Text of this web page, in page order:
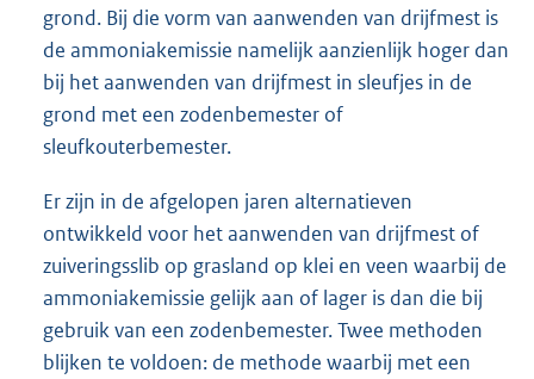
grond. Bij die vorm van aanwenden van drijfmest is
de ammoniakemissie namelijk aanzienlijk hoger dan
bij het aanwenden van drijfmest in sleufjes in de
grond met een zodenbemester of
sleufkouterbemester.
Er zijn in de afgelopen jaren alternatieven
ontwikkeld voor het aanwenden van drijfmest of
zuiveringsslib op grasland op klei en veen waarbij de
ammoniakemissie gelijk aan of lager is dan die bij
gebruik van een zodenbemester. Twee methoden
blijken te voldoen: de methode waarbij met een